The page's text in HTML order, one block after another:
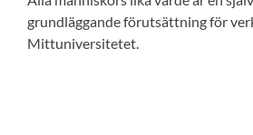
grundläggande förutsättning för
Mittuniversitetet.